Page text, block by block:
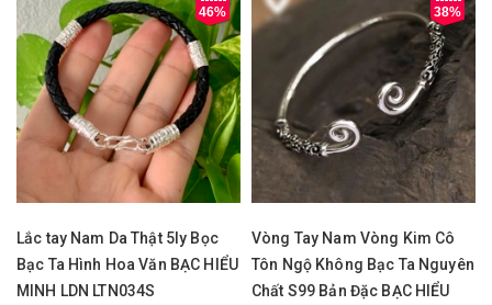
46%
Lắc tay Nam Da Thật 5ly Bọc
Bạc Ta Hình Hoa Văn BẠC HIỂU
MINH LDN LTN034S
38%
Vòng Tay Nam Vòng Kim Cô
Tôn Ngộ Không Bạc Ta Nguyên
Chất S99 Bản Đặc BẠC HIỂU